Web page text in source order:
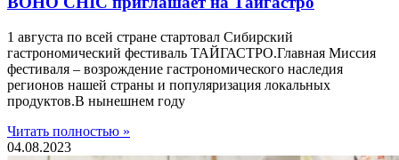
1 августа по всей стране стартовал Сибирский
гастрономический фестиваль ТАЙГАСТРО.Главная Миссия
фестиваля – возрождение гастрономического наследия
регионов нашей страны и популяризация локальных
продуктов.В нынешнем году
Читать полностью »
04.08.2023